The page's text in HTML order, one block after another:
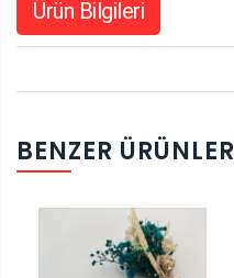
Ürün Bilgileri
BENZER ÜRÜNLER